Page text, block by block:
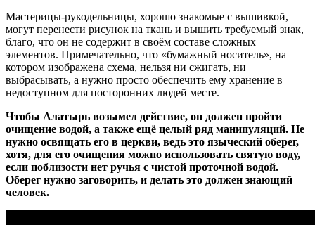
Мастерицы-рукодельницы, хорошо знакомые с вышивкой,
могут перенести рисунок на ткань и вышить требуемый знак,
благо, что он не содержит в своём составе сложных
элементов. Примечательно, что «бумажный носитель», на
котором изображена схема, нельзя ни сжигать, ни
выбрасывать, а нужно просто обеспечить ему хранение в
недоступном для посторонних людей месте.
Чтобы Алатырь возымел действие, он должен пройти
очищение водой, а также ещё целый ряд манипуляций. Не
нужно освящать его в церкви, ведь это языческий оберег,
хотя, для его очищения можно использовать святую воду,
если поблизости нет ручья с чистой проточной водой.
Оберег нужно заговорить, и делать это должен знающий
человек.